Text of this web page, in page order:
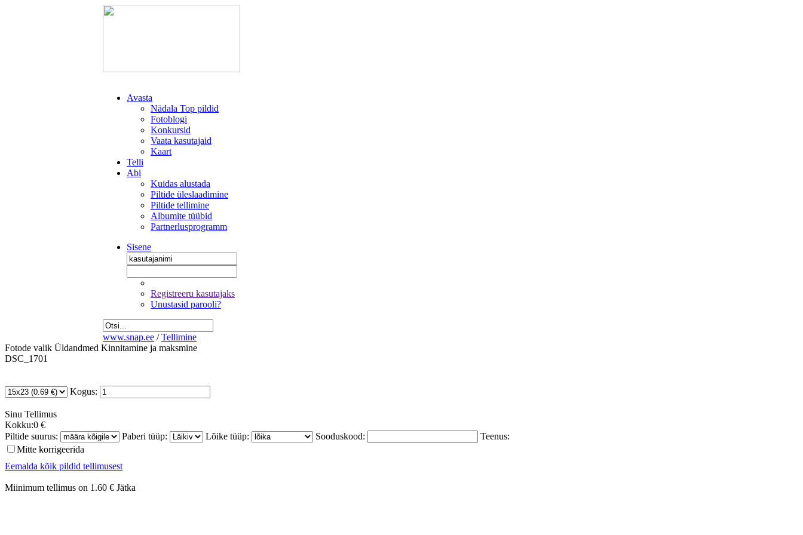
Avasta
Nädala Top pildid
Fotoblogi
Konkursid
Vaata kasutajaid
Kaart
Telli
Abi
Kuidas alustada
Piltide üleslaadimine
Piltide tellimine
Albumite tüübid
Partnerlusprogramm
Sisene
Registreeru kasutajaks
Unustasid parooli?
www.snap.ee / Tellimine
Fotode valik Üldandmed Kinnitamine ja maksmine
DSC_1701
Kogus:
Sinu Tellimus
Kokku:0 €
Piltide suurus:
Paberi tüüp: Lõike tüüp: Sooduskood:
Teenus:
Mitte korrigeerida
Eemalda kõik pildid tellimusest
Miinimum tellimus on 1.60 € Jätka